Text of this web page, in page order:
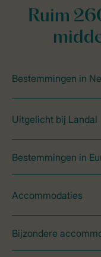
Ruim
Bestemmingen in
Uitgelicht bij Landal
Bestemmingen in
Accommodaties
Bijzondere